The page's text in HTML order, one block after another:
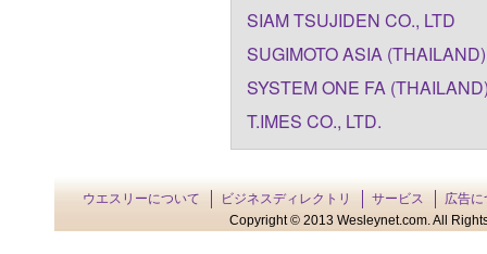
SIAM TSUJIDEN CO., LTD
SUGIMOTO ASIA
SYSTEM ONE FA
T.IMES CO., LTD.
ウエスリーについて ビジネスディレクトリ サービス
広告に
Copyright © 2013 Wesleynet.com. All